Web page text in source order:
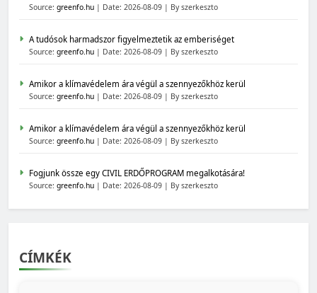
Source: greenfo.hu Date: 2026-08-09 By szerkeszto
A tudósok harmadszor figyelmeztetik az emberiséget
Source: greenfo.hu Date: 2026-08-09 By szerkeszto
Amikor a klímavédelem ára végül a szennyezőkhöz kerül
Source: greenfo.hu Date: 2026-08-09 By szerkeszto
Amikor a klímavédelem ára végül a szennyezőkhöz kerül
Source: greenfo.hu Date: 2026-08-09 By szerkeszto
Fogjunk össze egy CIVIL ERDŐPROGRAM megalkotására!
Source: greenfo.hu Date: 2026-08-09 By szerkeszto
CÍMKÉK